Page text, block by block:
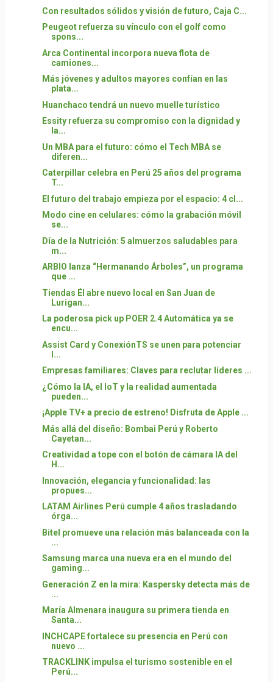
Con resultados sólidos y visión de futuro, Caja C...
Peugeot refuerza su vínculo con el golf como
spons...
Arca Continental incorpora nueva flota de
camiones...
Más jóvenes y adultos mayores confían en las
plata...
Huanchaco tendrá un nuevo muelle turístico
Essity refuerza su compromiso con la dignidad y
la...
Un MBA para el futuro: cómo el Tech MBA se
diferen...
Caterpillar celebra en Perú 25 años del programa
T...
El futuro del trabajo empieza por el espacio: 4 cl...
Modo cine en celulares: cómo la grabación móvil
se...
Día de la Nutrición: 5 almuerzos saludables para
m...
ARBIO lanza “Hermanando Árboles”, un programa
que ...
Tiendas Él abre nuevo local en San Juan de
Lurigan...
La poderosa pick up POER 2.4 Automática ya se
encu...
Assist Card y ConexiónTS se unen para potenciar
l...
Empresas familiares: Claves para reclutar líderes ...
¿Cómo la IA, el IoT y la realidad aumentada
pueden...
¡Apple TV+ a precio de estreno! Disfruta de Apple ...
Más allá del diseño: Bombai Perú y Roberto
Cayetan...
Creatividad a tope con el botón de cámara IA del
H...
Innovación, elegancia y funcionalidad: las
propues...
LATAM Airlines Perú cumple 4 años trasladando
órga...
Bitel promueve una relación más balanceada con la
...
Samsung marca una nueva era en el mundo del
gaming...
Generación Z en la mira: Kaspersky detecta más de
...
María Almenara inaugura su primera tienda en
Santa...
INCHCAPE fortalece su presencia en Perú con
nuevo ...
TRACKLINK impulsa el turismo sostenible en el
Perú...